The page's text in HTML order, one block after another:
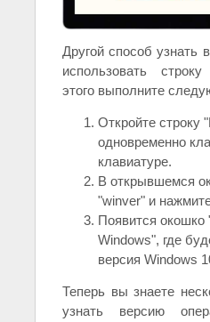
Другой способ узнать
использовать
этого выполните
Откройте строку
одновременно
клавиатуре.
В открывшемся
"winver" и
Появится
Windows", где
версия Windows
Теперь вы знаете
узнать версию